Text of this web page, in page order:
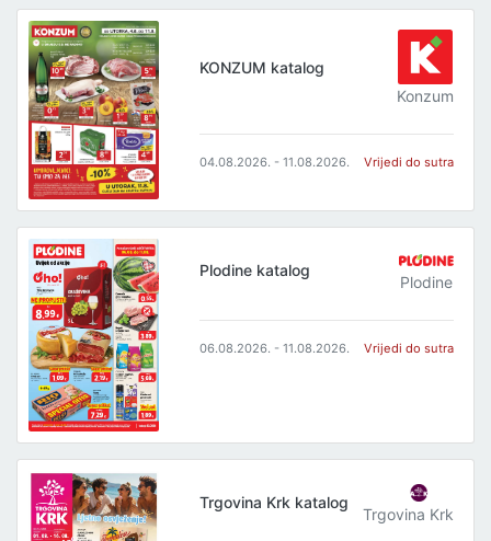
KONZUM katalog
Konzum
04.08.2026. - 11.08.2026. Vrijedi do sutra
Plodine katalog
Plodine
06.08.2026. - 11.08.2026. Vrijedi do sutra
Trgovina Krk katalog
Trgovina Krk